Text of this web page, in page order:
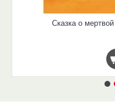
Сказка о